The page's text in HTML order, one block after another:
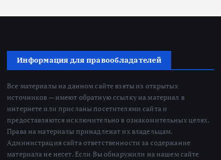
Информация для правообладателей
Все материалы на данном сайте взяты из открытых
источников — имеют обратную ссылку на материал в
интернете или присланы посетителями сайта и
предоставляются исключительно в ознакомительных целях.
Права на материалы принадлежат их владельцам.
Администрация сайта ответственности за содержание
материала не несет. Если Вы обнаружили на нашем сайте